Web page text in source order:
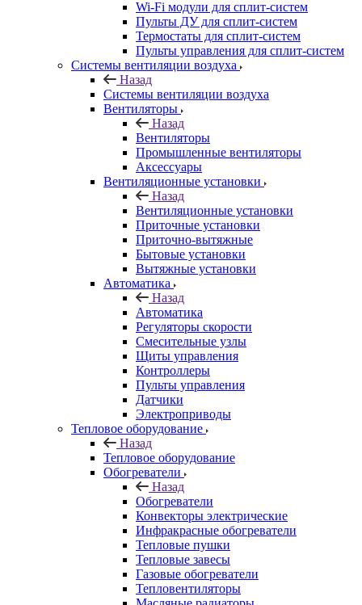
Wi-Fi модули для сплит-систем
Пульты ДУ для сплит-систем
Термостаты для сплит-систем
Пульты управления для сплит-систем
Системы вентиляции воздуха
Назад
Системы вентиляции воздуха
Вентиляторы
Назад
Вентиляторы
Промышленные вентиляторы
Аксессуары
Вентиляционные установки
Назад
Вентиляционные установки
Приточные установки
Приточно-вытяжные
Бытовые установки
Вытяжные установки
Автоматика
Назад
Автоматика
Регуляторы скорости
Смесительные узлы
Щиты управления
Контроллеры
Пульты управления
Датчики
Электроприводы
Тепловое оборудование
Назад
Тепловое оборудование
Обогреватели
Назад
Обогреватели
Конвекторы электрические
Инфракрасные обогреватели
Тепловые пушки
Тепловые завесы
Газовые обогреватели
Тепловентиляторы